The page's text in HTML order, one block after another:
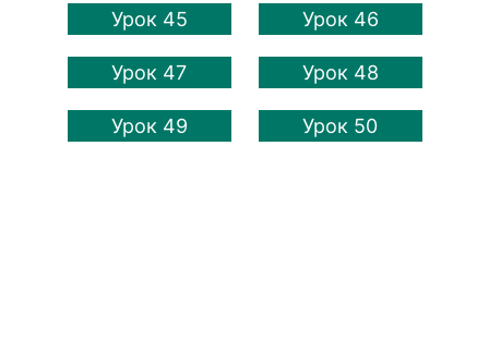
Урок 45 Урок 46
Урок 47 Урок 48
Урок 49 Урок 50